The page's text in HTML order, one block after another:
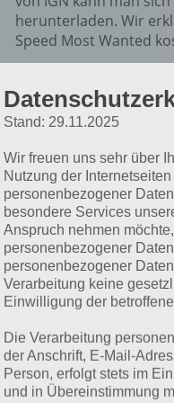
herunterladen. Wir
Speed Most Wanted
Need for
Stand: 29.11.2025
Wir freuen uns sehr über
Nutzung der
personenbezogener
besondere Services
Anspruch nehmen
personenbezogener
personenbezogener
Verarbeitung keine
Einwilligung der
Die Verarbeitung
der Anschrift, E-Mail-
Person, erfolgt stets im
und in Übereinstimmung